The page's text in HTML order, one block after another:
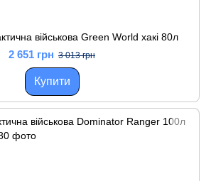
військова Green World хакі 80л
2 651 грн 3 013 грн
Купити